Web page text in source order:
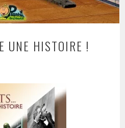
UNE HISTOIRE !